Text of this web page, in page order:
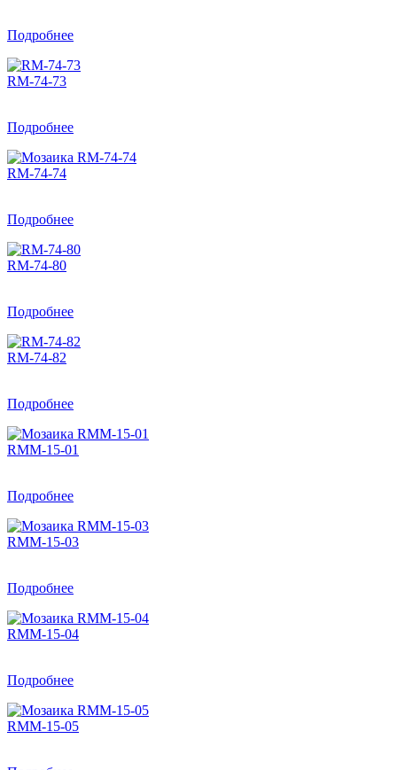
Подробнее
RM-74-73
Подробнее
RM-74-74
Подробнее
RM-74-80
Подробнее
RM-74-82
Подробнее
RMM-15-01
Подробнее
RMM-15-03
Подробнее
RMM-15-04
Подробнее
RMM-15-05